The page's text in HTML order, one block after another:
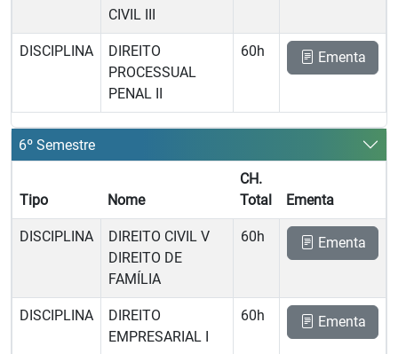
CIVIL III
DISCIPLINA
DIREITO
PROCESSUAL
PENAL II
60h Ementa
6º Semestre
Tipo Nome
CH.
Total
Ementa
DISCIPLINA
DIREITO CIVIL V 
DIREITO DE
FAMÍLIA
60h Ementa
DISCIPLINA
DIREITO
EMPRESARIAL I
60h Ementa